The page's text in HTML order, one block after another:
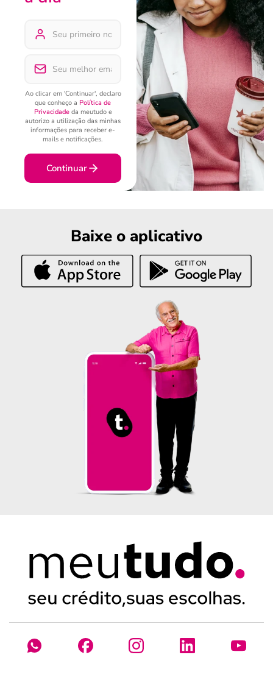
Ao clicar em 'Continuar', declaro
que conheço a Política de
Privacidadeda meutudo e
autorizo a utilização das minhas
informações para receber e-
mails e notificações.
Continuar
Baixe o aplicativo